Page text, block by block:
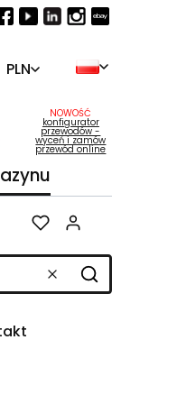
PLN
NOWOŚĆ
konfigurator
przewodów -
wyceń i zamów
przewód online
WyczyśćSzukaj